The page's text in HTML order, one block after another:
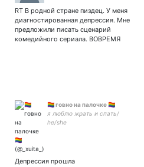
RT В родной стране пиздец. У меня
диагностированная депрессия. Мне
предложили писать сценарий
комедийного сериала. ВОВРЕМЯ
🏳️‍🌈 говно на палочке 🏳️‍🌈
я люблю жрать и спать/
he/she
Депрессия прошла